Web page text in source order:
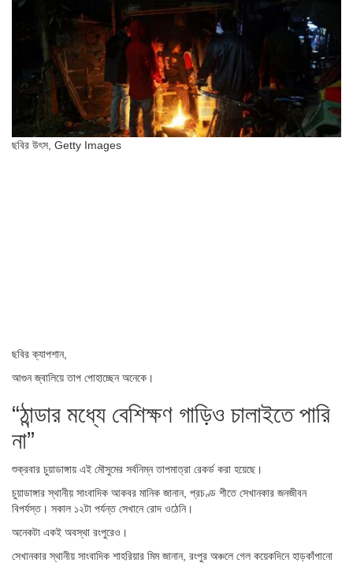
ছবির উৎস, Getty Images
ছবির ক্যাপশান,
আগুন জ্বালিয়ে তাপ পোহাচ্ছেন অনেকে।
“ঠান্ডার মধ্যে বেশিক্ষণ গাড়িও চালাইতে পারি
না”
শুক্রবার চুয়াডাঙ্গায় এই মৌসুমের সর্বনিম্ন তাপমাত্রা রেকর্ড করা হয়েছে।
চুয়াডাঙ্গার স্থানীয় সাংবাদিক আকবর মানিক জানান, প্রচণ্ড শীতে সেখানকার জনজীবন
বিপর্যস্ত। সকাল ১২টা পর্যন্ত সেখানে রোদ ওঠেনি।
অনেকটা একই অবস্থা রংপুরেও।
সেখানকার স্থানীয় সাংবাদিক শাহরিয়ার মিম জানান, রংপুর অঞ্চলে গেল কয়েকদিনে হাড়কাঁপানো